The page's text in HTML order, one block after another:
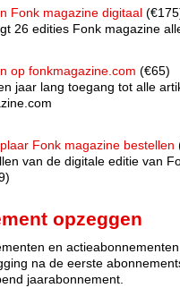
Fonk magazine digitaal
26 edities Fonk magazine
op fonkmagazine.com (€65)
jaar lang toegang tot alle
Fonk magazine bestellen
van de digitale editie van
opzeggen
en
na de eerste
jaarabonnement.